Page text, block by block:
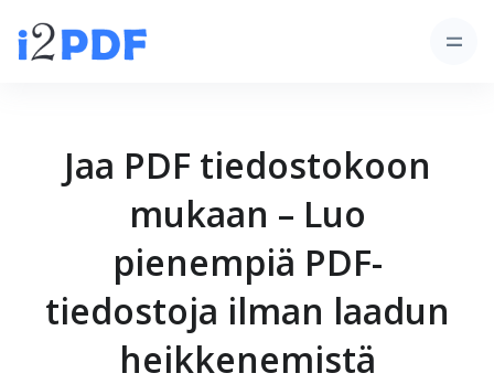
Jaa PDF tiedostokoon
mukaan – Luo
pienempiä PDF-
tiedostoja ilman laadun
heikkenemistä